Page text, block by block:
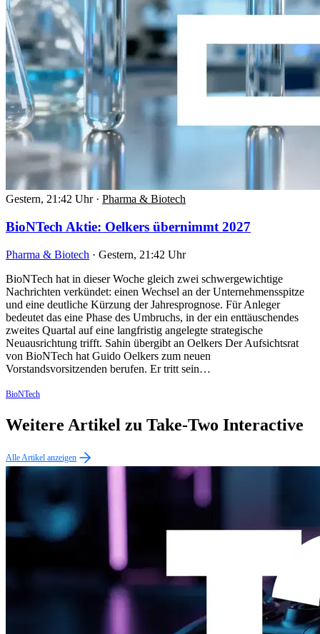
Gestern, 21:42 Uhr · Pharma & Biotech
BioNTech Aktie: Oelkers übernimmt 2027
Pharma & Biotech · Gestern, 21:42 Uhr
BioNTech hat in dieser Woche gleich zwei schwergewichtige
Nachrichten verkündet: einen Wechsel an der Unternehmensspitze
und eine deutliche Kürzung der Jahresprognose. Für Anleger
bedeutet das eine Phase des Umbruchs, in der ein enttäuschendes
zweites Quartal auf eine langfristig angelegte strategische
Neuausrichtung trifft. Sahin übergibt an Oelkers Der Aufsichtsrat
von BioNTech hat Guido Oelkers zum neuen
Vorstandsvorsitzenden berufen. Er tritt sein…
BioNTech
Weitere Artikel zu Take-Two Interactive
Alle Artikel anzeigen